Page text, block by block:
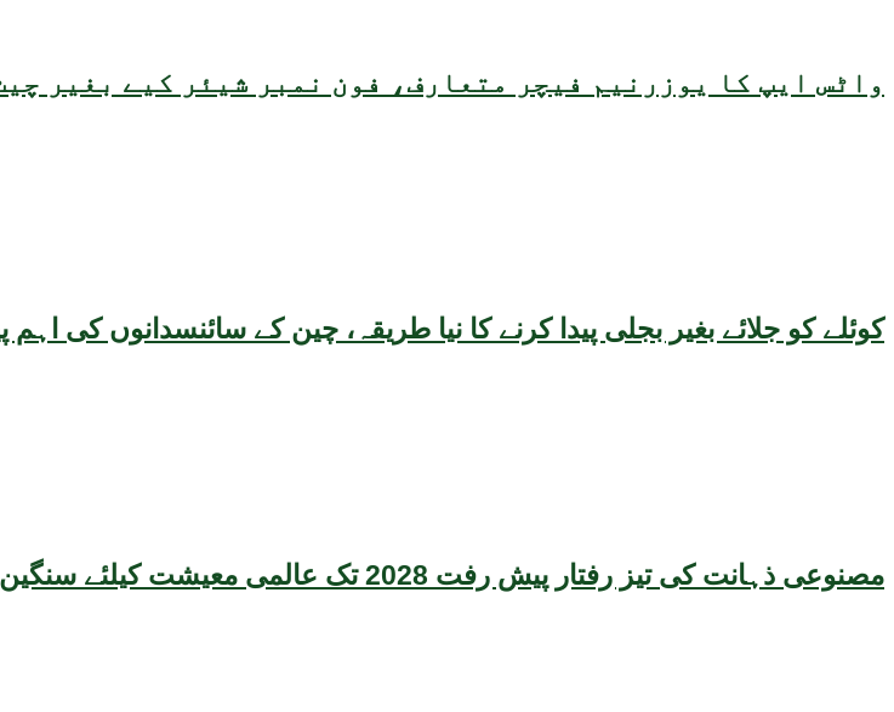
واٹس ایپ کا یوزرنیم فیچر متعارف، فون نمبر شیئر کیے بغیر
کوئلے کو جلائے بغیر بجلی پیدا کرنے کا نیا طریقہ، چین کے سائنسدانوں کی
مصنوعی ذہانت کی تیز رفتار پیش رفت 2028 تک عالمی معیشت کیلئے سنگین خطرہ بن سکتی ہے، نئی تحقیق کا انتباہ